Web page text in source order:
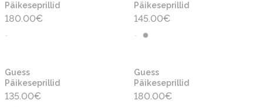
Päikeseprillid
180.00€
-
Päikeseprillid
145.00€
-
Guess
Päikeseprillid
135.00€
Guess
Päikeseprillid
180.00€